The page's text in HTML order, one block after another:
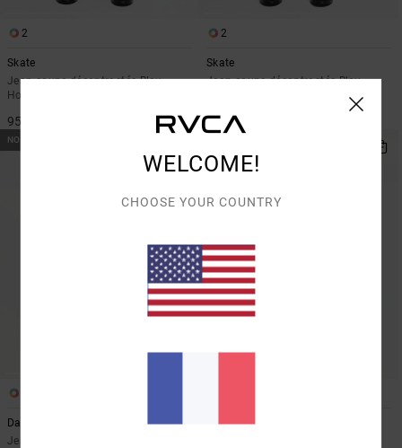
2
Skate
Jean coupe décontractée Bleu
Homme
95,00 €
2
Skate
Jean coupe décontractée Bleu
95,00 €
NOUVEAUTÉ
Dayshift Americana Denim
Jean relaxed Noir Homme
Dayshift Americana Denim
WELCOME!
CHOOSE YOUR COUNTRY